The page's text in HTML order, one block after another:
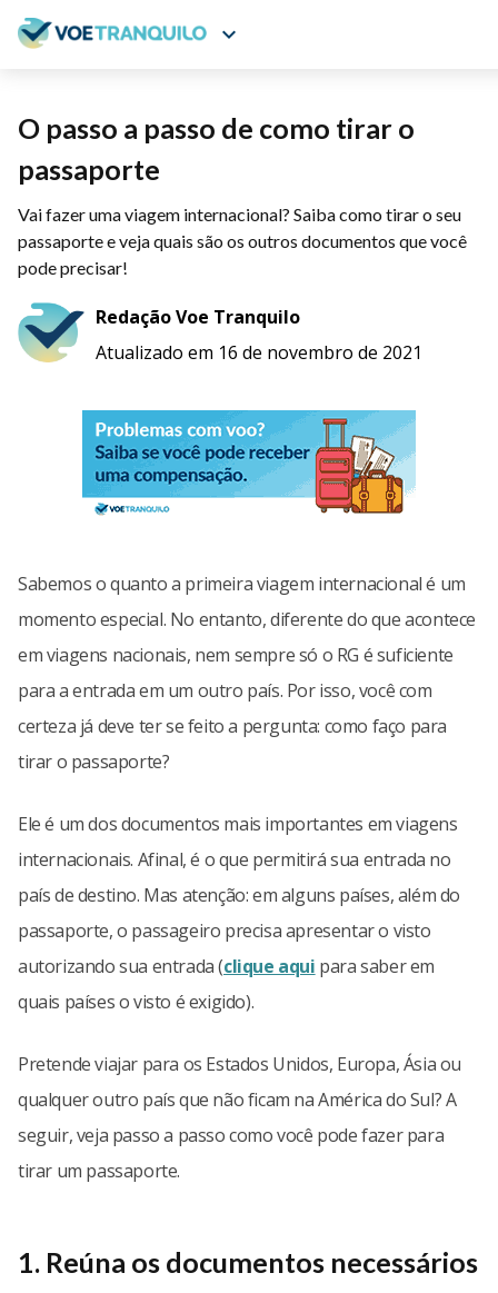
expand_more
O passo a passo de como tirar o
passaporte
Vai fazer uma viagem internacional? Saiba como tirar o seu
passaporte e veja quais são os outros documentos que você
pode precisar!
Redação Voe Tranquilo
Atualizado em 16 de novembro de 2021
Sabemos o quanto a primeira viagem internacional é um
momento especial. No entanto, diferente do que acontece
em viagens nacionais, nem sempre só o RG é suficiente
para a entrada em um outro país. Por isso, você com
certeza já deve ter se feito a pergunta: como faço para
tirar o passaporte?
Ele é um dos documentos mais importantes em viagens
internacionais. Afinal, é o que permitirá sua entrada no
país de destino. Mas atenção: em alguns países, além do
passaporte, o passageiro precisa apresentar o visto
autorizando sua entrada (clique aqui para saber em
quais países o visto é exigido).
Pretende viajar para os Estados Unidos, Europa, Ásia ou
qualquer outro país que não ficam na América do Sul? A
seguir, veja passo a passo como você pode fazer para
tirar um passaporte.
1. Reúna os documentos necessários